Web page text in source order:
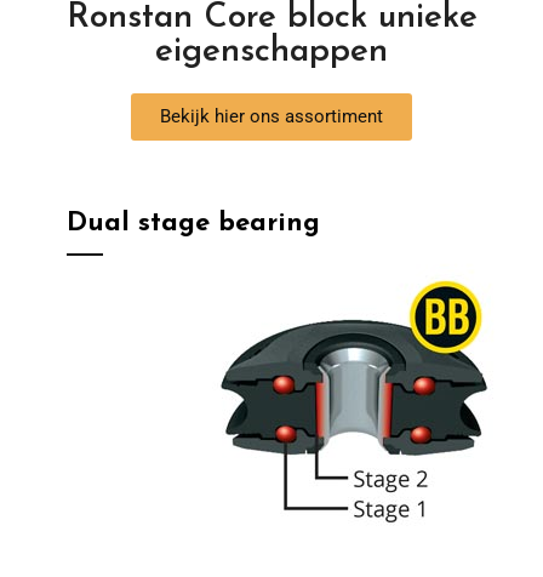
Ronstan Core block unieke
eigenschappen
Bekijk hier ons assortiment
Dual stage bearing